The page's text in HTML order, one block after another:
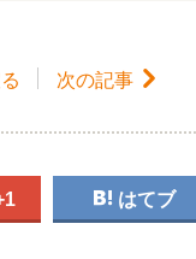
次の記事 
 はてブ